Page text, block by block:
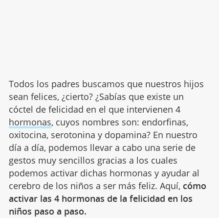
Todos los padres buscamos que nuestros hijos
sean felices, ¿cierto? ¿Sabías que existe un
cóctel de felicidad en el que intervienen 4
hormonas, cuyos nombres son: endorfinas,
oxitocina, serotonina y dopamina? En nuestro
día a día, podemos llevar a cabo una serie de
gestos muy sencillos gracias a los cuales
podemos activar dichas hormonas y ayudar al
cerebro de los niños a ser más feliz. Aquí, cómo
activar las 4 hormonas de la felicidad en los
niños paso a paso.